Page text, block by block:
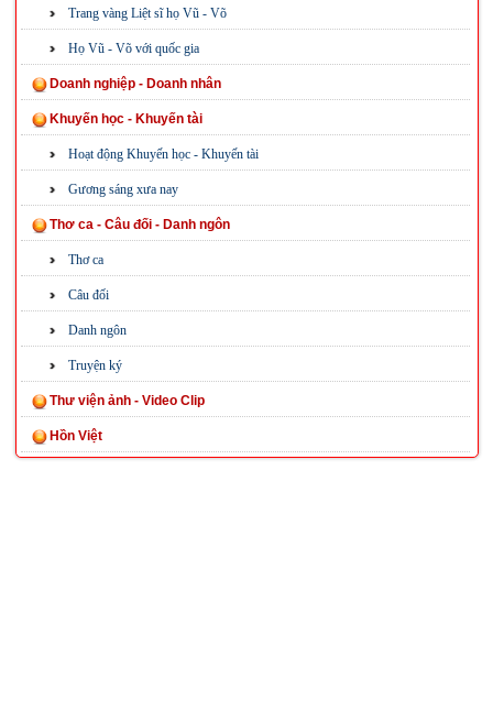
Trang vàng Liệt sĩ họ Vũ - Võ
Họ Vũ - Võ với quốc gia
Doanh nghiệp - Doanh nhân
Khuyến học - Khuyến tài
Hoạt động Khuyến học - Khuyến tài
Gương sáng xưa nay
Thơ ca - Câu đối - Danh ngôn
Thơ ca
Câu đối
Danh ngôn
Truyện ký
Thư viện ảnh - Video Clip
Hồn Việt